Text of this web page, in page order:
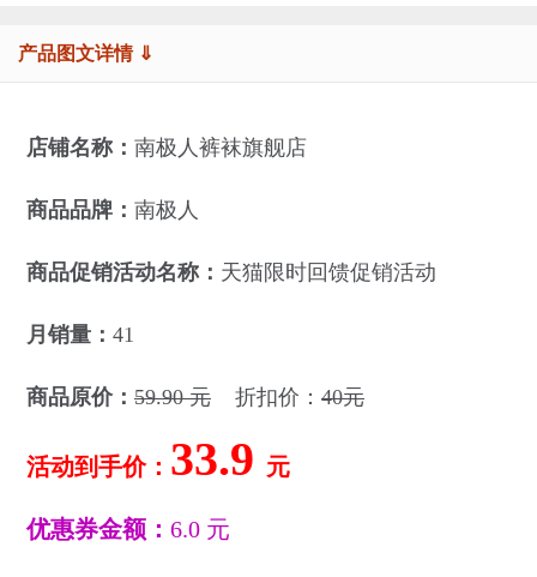
产品图文详情 ⇓
店铺名称： 南极人裤袜旗舰店
商品品牌： 南极人
商品促销活动名称： 天猫限时回馈促销活动
月销量： 41
商品原价： 59.90 元 折扣价： 40元
活动到手价： 33.9 元
优惠券金额： 6.0 元